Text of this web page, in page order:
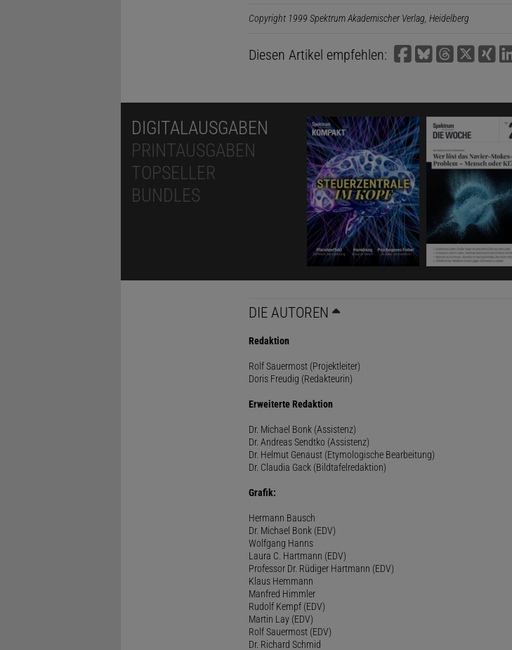
Copyright 1999 Spektrum Akademischer Verlag, Heidelberg
Diesen Artikel empfehlen:
DIGITALAUSGABEN
PRINTAUSGABEN
TOPSELLER
BUNDLES
DIE AUTOREN
Redaktion
Rolf Sauermost (Projektleiter)
Doris Freudig (Redakteurin)
Erweiterte Redaktion
Dr. Michael Bonk (Assistenz)
Dr. Andreas Sendtko (Assistenz)
Dr. Helmut Genaust (Etymologische Bearbeitung)
Dr. Claudia Gack (Bildtafelredaktion)
Grafik:
Hermann Bausch
Dr. Michael Bonk (EDV)
Wolfgang Hanns
Laura C. Hartmann (EDV)
Professor Dr. Rüdiger Hartmann (EDV)
Klaus Hemmann
Manfred Himmler
Rudolf Kempf (EDV)
Martin Lay (EDV)
Rolf Sauermost (EDV)
Dr. Richard Schmid